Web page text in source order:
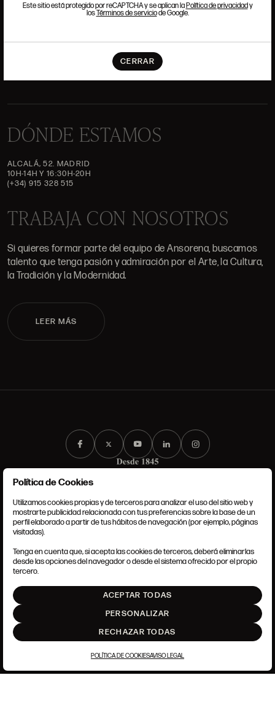
Este sitio está protegido por reCAPTCHA y se aplican laPolítica de privacidady
losTérminos de serviciode Google.
CERRAR
JOYERÍA
GALERÍA
VALORACIONES
DÓNDE ESTAMOS
ALCALÁ, 52. MADRID
10H-14H Y 16:30H-20H
(+34) 915 328 515
TRABAJA CON NOSOTROS
Si quieres formar parte del equipo de Ansorena, buscamos
talento que tenga pasión y admiración por el Arte, la Cultura,
la Tradición y la Modernidad.
LEER MÁS
CONDICIONES GENERALES
POLÍTICA DE COOKIES
AJUSTE DE COOKIES
Política de Cookies
Utilizamos cookies propias y de terceros para analizar el uso del sitio web y
mostrarte publicidad relacionada con tus preferencias sobre la base de un
perfil elaborado a partir de tus hábitos de navegación (por ejemplo, páginas
visitadas).
Tenga en cuenta que, si acepta las cookies de terceros, deberá eliminarlas
desde las opciones del navegador o desde el sistema ofrecido por el propio
tercero.
ACEPTAR TODAS
PERSONALIZAR
RECHAZAR TODAS
POLÍTICA DE COOKIESAVISO LEGAL